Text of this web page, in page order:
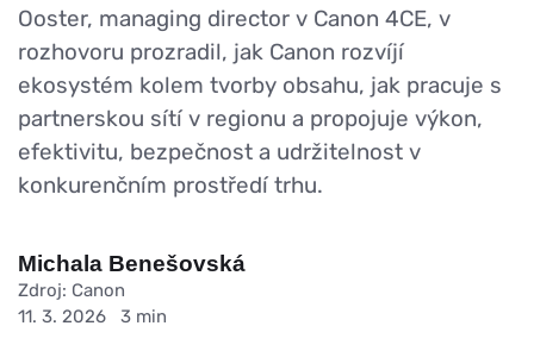
Ooster, managing director v Canon 4CE, v
rozhovoru prozradil, jak Canon rozvíjí
ekosystém kolem tvorby obsahu, jak pracuje s
partnerskou sítí v regionu a propojuje výkon,
efektivitu, bezpečnost a udržitelnost v
konkurenčním prostředí trhu.
Michala Benešovská
Zdroj: Canon
11. 3. 2026
3 min